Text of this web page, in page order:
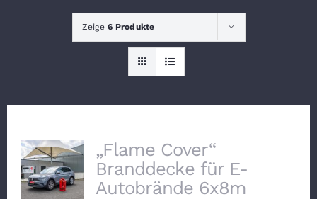
KONTAKT
Zeige6 Produkte
„Flame Cover“
Branddecke für E-
Autobrände 6x8m